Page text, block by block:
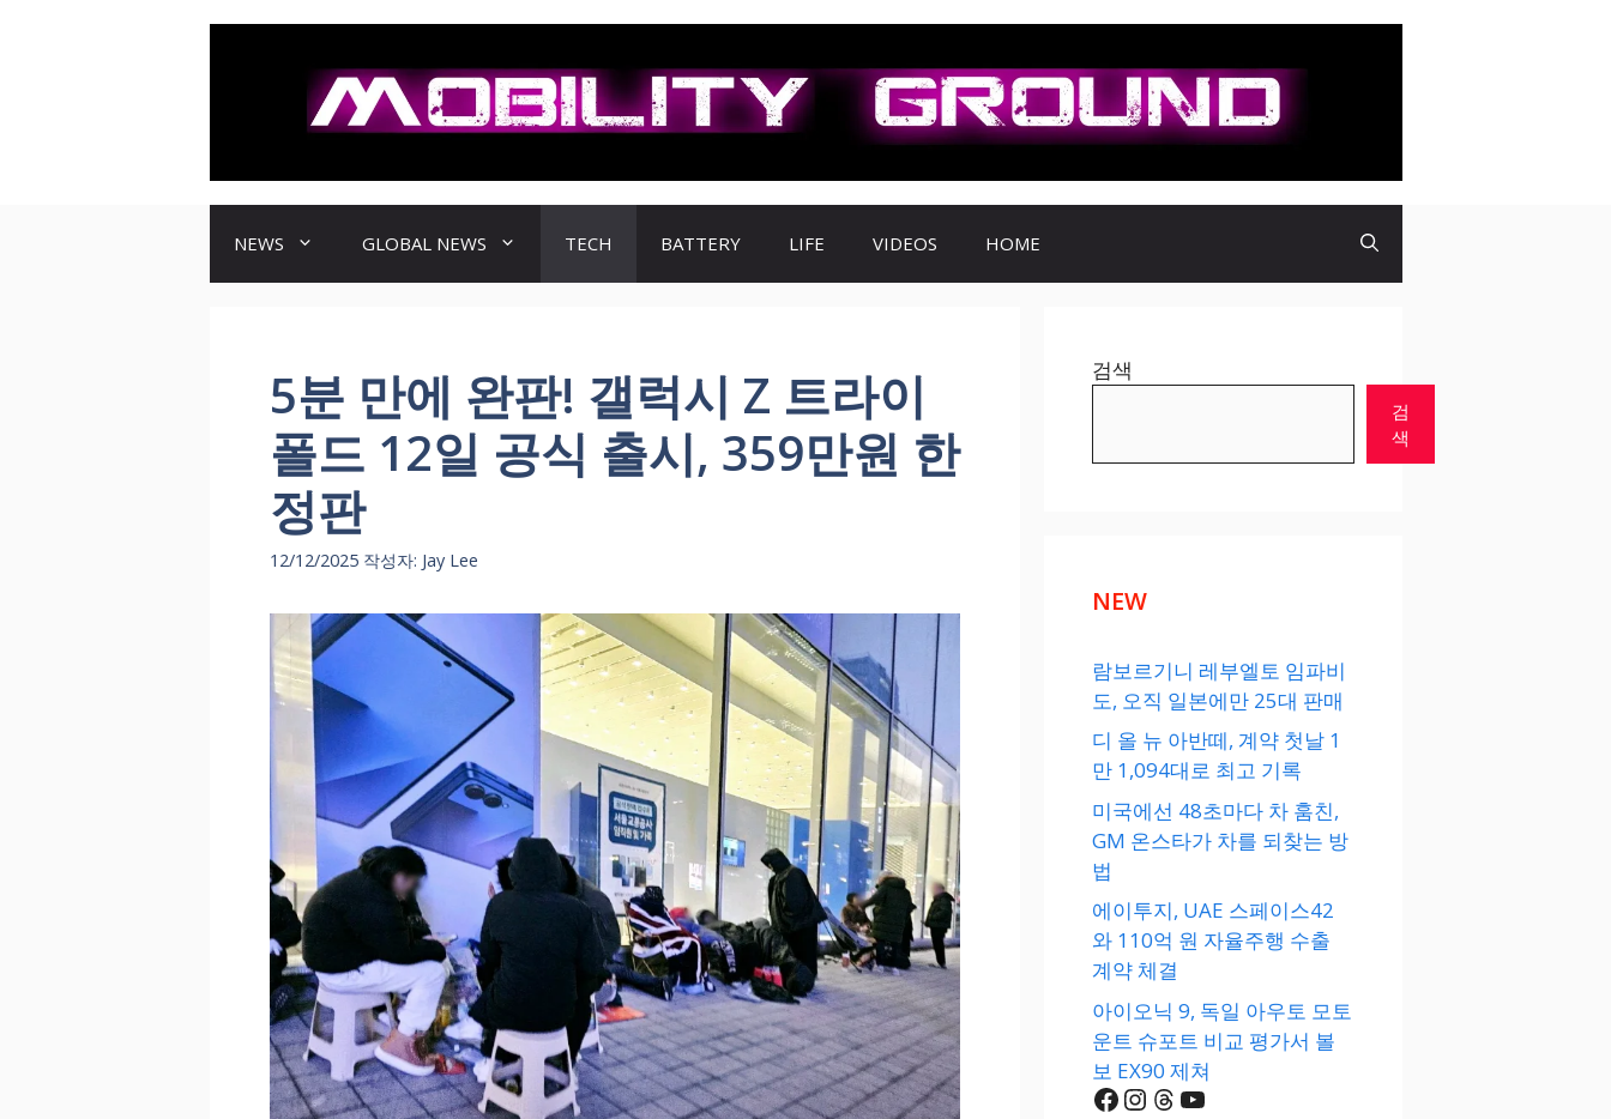
NEWS GLOBAL NEWS TECH BATTERY LIFE VIDEOS HOME
5분 만에 완판! 갤럭시 Z 트라이
폴드 12일 공식 출시, 359만원 한
정판
12/12/2025 작성자: Jay Lee
검색
검
색
NEW
람보르기니 레부엘토 임파비
도, 오직 일본에만 25대 판매
디 올 뉴 아반떼, 계약 첫날 1
만 1,094대로 최고 기록
미국에선 48초마다 차 훔친,
GM 온스타가 차를 되찾는 방
법
에이투지, UAE 스페이스42
와 110억 원 자율주행 수출
계약 체결
아이오닉 9, 독일 아우토 모토
운트 슈포트 비교 평가서 볼
보 EX90 제쳐
Facebook
Instagram
Threads
YouTube